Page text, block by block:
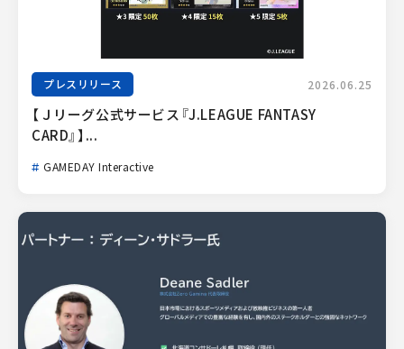
プレスリリース 2026.06.25
【Ｊリーグ公式サービス『J.LEAGUE FANTASY
CARD』】...
GAMEDAY Interactive